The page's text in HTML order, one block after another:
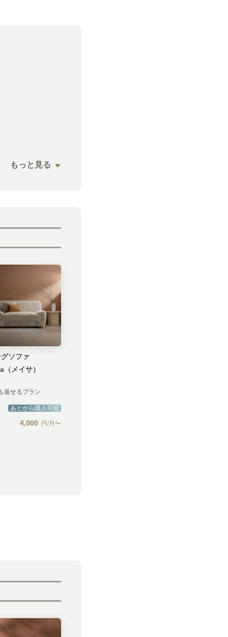
もっと見る
ソファ
メイサ）
返せるプラン
あとから購入可能
4,000 円/月〜